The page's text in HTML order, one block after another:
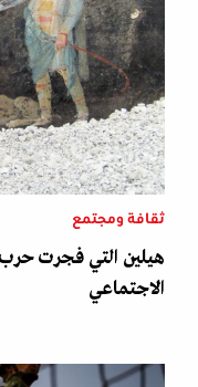
ثقافة ومجتمع
هيلين التي فجرت
الاجتماعي